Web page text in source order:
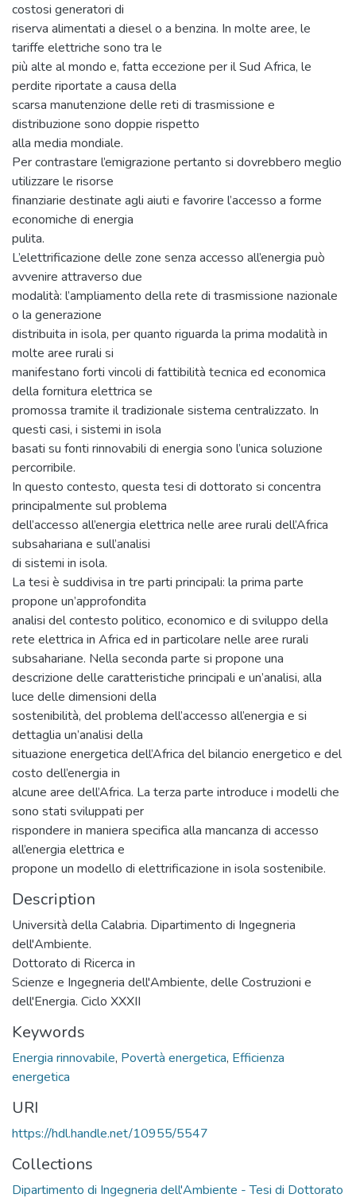
costosi generatori di
riserva alimentati a diesel o a benzina. In molte aree, le
tariffe elettriche sono tra le
più alte al mondo e, fatta eccezione per il Sud Africa, le
perdite riportate a causa della
scarsa manutenzione delle reti di trasmissione e
distribuzione sono doppie rispetto
alla media mondiale.
Per contrastare l’emigrazione pertanto si dovrebbero meglio
utilizzare le risorse
finanziarie destinate agli aiuti e favorire l’accesso a forme
economiche di energia
pulita.
L’elettrificazione delle zone senza accesso all’energia può
avvenire attraverso due
modalità: l’ampliamento della rete di trasmissione nazionale
o la generazione
distribuita in isola, per quanto riguarda la prima modalità in
molte aree rurali si
manifestano forti vincoli di fattibilità tecnica ed economica
della fornitura elettrica se
promossa tramite il tradizionale sistema centralizzato. In
questi casi, i sistemi in isola
basati su fonti rinnovabili di energia sono l’unica soluzione
percorribile.
In questo contesto, questa tesi di dottorato si concentra
principalmente sul problema
dell’accesso all’energia elettrica nelle aree rurali dell’Africa
subsahariana e sull’analisi
di sistemi in isola.
La tesi è suddivisa in tre parti principali: la prima parte
propone un’approfondita
analisi del contesto politico, economico e di sviluppo della
rete elettrica in Africa ed in particolare nelle aree rurali
subsahariane. Nella seconda parte si propone una
descrizione delle caratteristiche principali e un’analisi, alla
luce delle dimensioni della
sostenibilità, del problema dell’accesso all’energia e si
dettaglia un’analisi della
situazione energetica dell’Africa del bilancio energetico e del
costo dell’energia in
alcune aree dell’Africa. La terza parte introduce i modelli che
sono stati sviluppati per
rispondere in maniera specifica alla mancanza di accesso
all’energia elettrica e
propone un modello di elettrificazione in isola sostenibile.
Description
Università della Calabria. Dipartimento di Ingegneria
dell'Ambiente.
Dottorato di Ricerca in
Scienze e Ingegneria dell'Ambiente, delle Costruzioni e
dell'Energia. Ciclo XXXII
Keywords
Energia rinnovabile, Povertà energetica, Efficienza
energetica
URI
https://hdl.handle.net/10955/5547
Collections
Dipartimento di Ingegneria dell'Ambiente - Tesi di Dottorato